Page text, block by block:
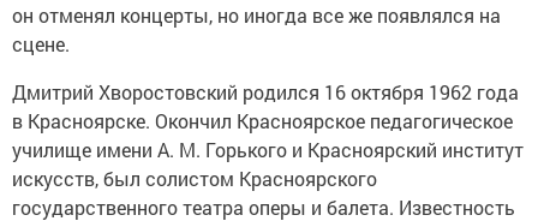
он отменял концерты, но иногда все же появлялся на
сцене.
Дмитрий Хворостовский родился 16 октября 1962 года
в Красноярске. Окончил Красноярское педагогическое
училище имени А. М. Горького и Красноярский институт
искусств, был солистом Красноярского
государственного театра оперы и балета. Известность